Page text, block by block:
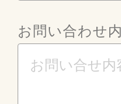
お問い合わせ